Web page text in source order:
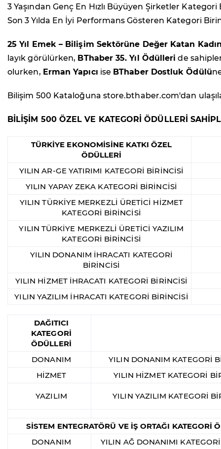
3 Yaşından Genç En Hızlı Büyüyen Şirketler
Son 3 Yılda En İyi Performans Gösteren Kategori
25 Yıl Emek – Bilişim Sektörüne Değer Katan
layık görülürken, BThaber 35. Yıl Ödülleri de
olurken, Erman Yapıcı ise BThaber Dostluk Ödülü
Bilişim 500 Kataloğuna store.bthaber.com'dan
BİLİŞİM 500 ÖZEL VE KATEGORİ ÖDÜLLERİ
TÜRKİYE EKONOMİSİNE KATKI ÖZEL
ÖDÜLLERİ
YILIN AR-GE YATIRIMI KATEGORİ BİRİNCİSİ
YILIN YAPAY ZEKA KATEGORİ BİRİNCİSİ
YILIN TÜRKİYE MERKEZLİ ÜRETİCİ HİZMET
KATEGORİ BİRİNCİSİ
YILIN TÜRKİYE MERKEZLİ ÜRETİCİ YAZILIM
KATEGORİ BİRİNCİSİ
YILIN DONANIM İHRACATI KATEGORİ
BİRİNCİSİ
YILIN HİZMET İHRACATI KATEGORİ BİRİNCİSİ
YILIN YAZILIM İHRACATI KATEGORİ BİRİNCİSİ
DAĞITICI
KATEGORİ
ÖDÜLLERİ
DONANIM
YILIN DONANIM KATEGORİ
HİZMET
YILIN HİZMET KATEGORİ
YAZILIM YILIN YAZILIM KATEGORİ
SİSTEM ENTEGRATÖRÜ VE İŞ ORTAĞI KATEGORİ
DONANIM
YILIN AĞ DONANIMI